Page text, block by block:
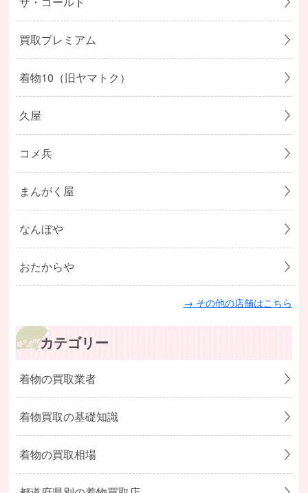
買取プレミアム
着物10（旧ヤマトク）
久屋
コメ兵
まんがく屋
なんぼや
おたからや
→ その他の店舗はこちら
カテゴリー
着物の買取業者
着物買取の基礎知識
着物の買取相場